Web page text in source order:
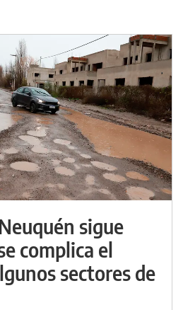
sigue
complica el
sectores de